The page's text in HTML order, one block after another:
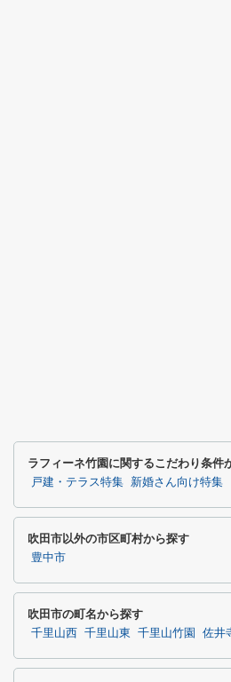
ラフィーネ竹園に関するこだわり条件
戸建・テラス特集 新婚さん向け特集
吹田市以外の市区町村から探す
豊中市
吹田市の町名から探す
千里山西 千里山東 千里山竹園 佐井